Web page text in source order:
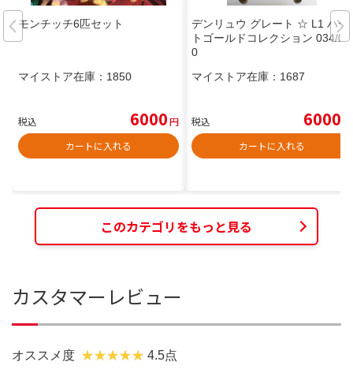
モンチッチ6匹セット
マイストア在庫： 1850
税込 6000円
カートに入れる
デンリュウ グレート ☆ L1 ハー
トゴールドコレクション 034/07
0
マイストア在庫： 1687
税込 6000
カートに入れる
このカテゴリをもっと見る
カスタマーレビュー
オススメ度 4.5点